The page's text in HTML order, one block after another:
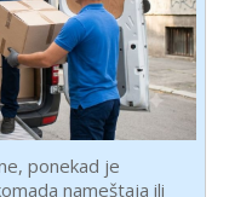
ponekad je
nameštaja ili